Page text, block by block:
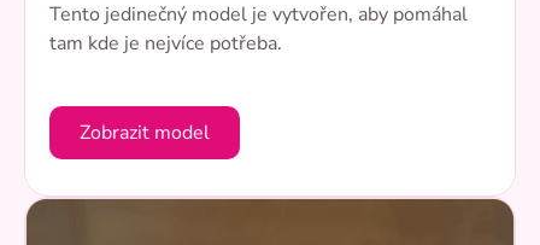
Tento jedinečný model je vytvořen, aby pomáhal
tam kde je nejvíce potřeba.
Zobrazit model